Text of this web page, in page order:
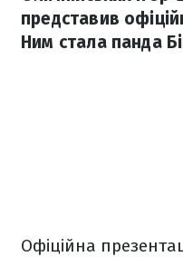
представив
Ним стала панда
Офіційна